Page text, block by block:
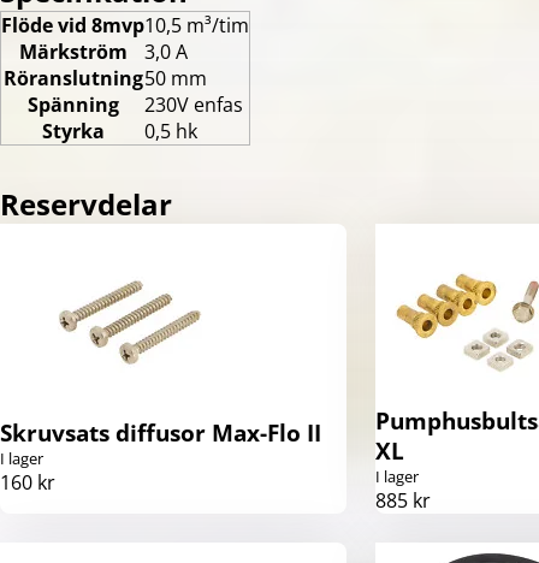
Flöde vid 8mvp10,5 m³/tim
Märkström
3,0 A
Röranslutning50 mm
Spänning
230V enfas
Styrka
0,5 hk
Reservdelar
Skruvsats diffusor Max-Flo II
I lager
160 kr
XL
I lager
885 kr